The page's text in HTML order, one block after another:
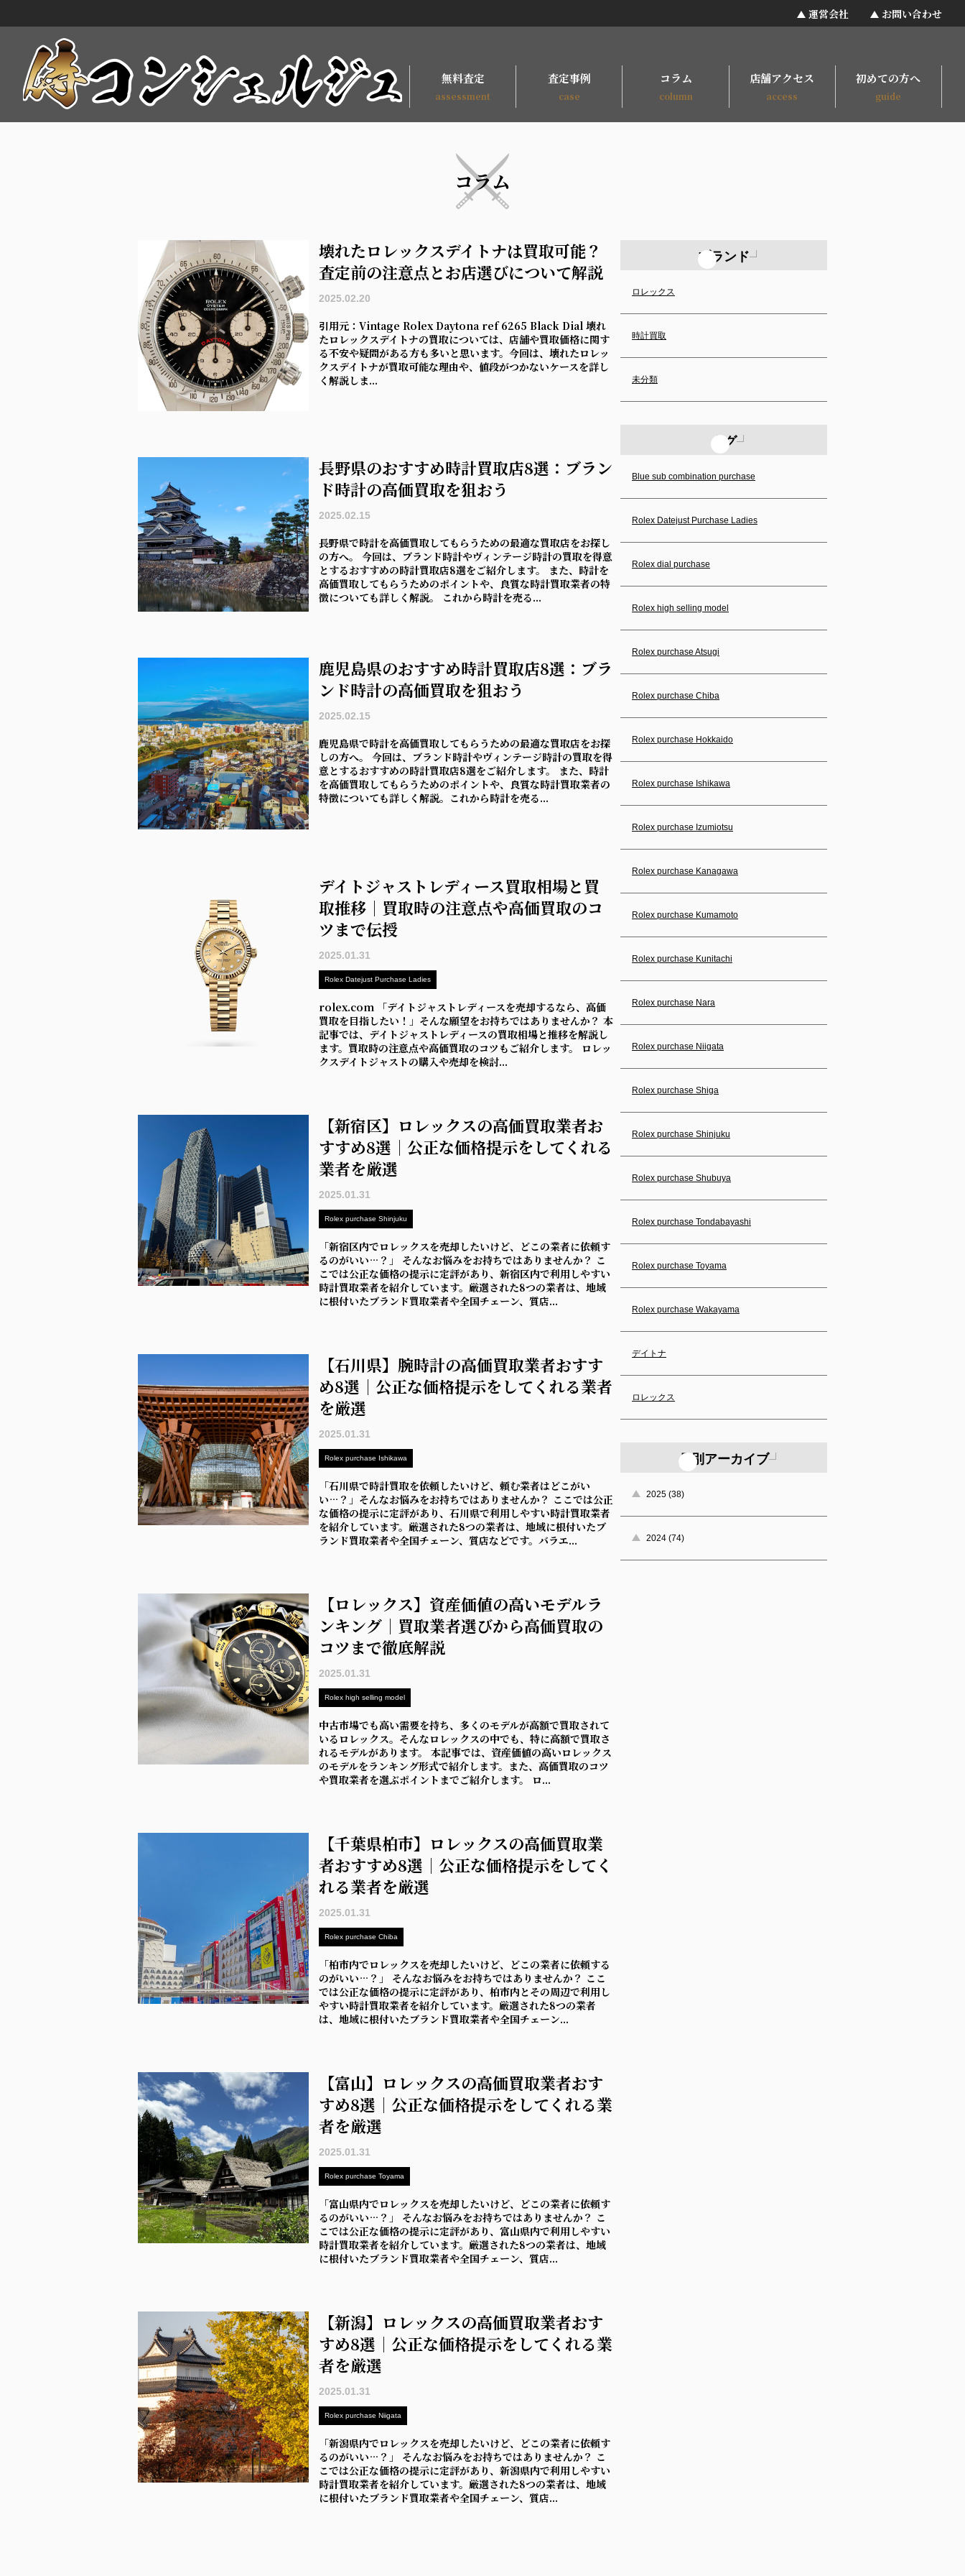
運営会社 お問い合わせ
無料査定
assessment
査定事例
case
コラム
column
店舗アクセス
access
初めての方へ
guide
コラム
壊れたロレックスデイトナは買取可能？
査定前の注意点とお店選びについて解説
2025.02.20
引用元：Vintage Rolex Daytona ref 6265 Black Dial 壊れ
たロレックスデイトナの買取については、店舗や買取価格に関す
る不安や疑問がある方も多いと思います。今回は、壊れたロレッ
クスデイトナが買取可能な理由や、値段がつかないケースを詳し
く解説しま...
長野県のおすすめ時計買取店8選：ブラン
ド時計の高価買取を狙おう
2025.02.15
長野県で時計を高価買取してもらうための最適な買取店をお探し
の方へ。 今回は、ブランド時計やヴィンテージ時計の買取を得意
とするおすすめの時計買取店8選をご紹介します。 また、時計を
高価買取してもらうためのポイントや、良質な時計買取業者の特
徴についても詳しく解説。 これから時計を売る...
鹿児島県のおすすめ時計買取店8選：ブラ
ンド時計の高価買取を狙おう
2025.02.15
鹿児島県で時計を高価買取してもらうための最適な買取店をお探
しの方へ。 今回は、ブランド時計やヴィンテージ時計の買取を得
意とするおすすめの時計買取店8選をご紹介します。 また、時計
を高価買取してもらうためのポイントや、良質な時計買取業者の
特徴についても詳しく解説。これから時計を売る...
デイトジャストレディース買取相場と買
取推移｜買取時の注意点や高価買取のコ
ツまで伝授
2025.01.31
Rolex Datejust Purchase Ladies
rolex.com 「デイトジャストレディースを売却するなら、高価
買取を目指したい！」そんな願望をお持ちではありませんか？ 本
記事では、デイトジャストレディースの買取相場と推移を解説し
ます。買取時の注意点や高価買取のコツもご紹介します。 ロレッ
クスデイトジャストの購入や売却を検討...
【新宿区】ロレックスの高価買取業者お
すすめ8選｜公正な価格提示をしてくれる
業者を厳選
2025.01.31
Rolex purchase Shinjuku
「新宿区内でロレックスを売却したいけど、どこの業者に依頼す
るのがいい…？」 そんなお悩みをお持ちではありませんか？ こ
こでは公正な価格の提示に定評があり、新宿区内で利用しやすい
時計買取業者を紹介しています。厳選された8つの業者は、地域
に根付いたブランド買取業者や全国チェーン、質店...
【石川県】腕時計の高価買取業者おすす
め8選｜公正な価格提示をしてくれる業者
を厳選
2025.01.31
Rolex purchase Ishikawa
「石川県で時計買取を依頼したいけど、頼む業者はどこがい
い…？」そんなお悩みをお持ちではありませんか？ ここでは公正
な価格の提示に定評があり、石川県で利用しやすい時計買取業者
を紹介しています。厳選された8つの業者は、地域に根付いたブ
ランド買取業者や全国チェーン、質店などです。バラエ...
【ロレックス】資産価値の高いモデルラ
ンキング｜買取業者選びから高価買取の
コツまで徹底解説
2025.01.31
Rolex high selling model
中古市場でも高い需要を持ち、多くのモデルが高額で買取されて
いるロレックス。そんなロレックスの中でも、特に高額で買取さ
れるモデルがあります。 本記事では、資産価値の高いロレックス
のモデルをランキング形式で紹介します。また、高価買取のコツ
や買取業者を選ぶポイントまでご紹介します。 ロ...
【千葉県柏市】ロレックスの高価買取業
者おすすめ8選｜公正な価格提示をしてく
れる業者を厳選
2025.01.31
Rolex purchase Chiba
「柏市内でロレックスを売却したいけど、どこの業者に依頼する
のがいい…？」 そんなお悩みをお持ちではありませんか？ ここ
では公正な価格の提示に定評があり、柏市内とその周辺で利用し
やすい時計買取業者を紹介しています。厳選された8つの業者
は、地域に根付いたブランド買取業者や全国チェーン...
【富山】ロレックスの高価買取業者おす
すめ8選｜公正な価格提示をしてくれる業
者を厳選
2025.01.31
Rolex purchase Toyama
「富山県内でロレックスを売却したいけど、どこの業者に依頼す
るのがいい…？」 そんなお悩みをお持ちではありませんか？ こ
こでは公正な価格の提示に定評があり、富山県内で利用しやすい
時計買取業者を紹介しています。厳選された8つの業者は、地域
に根付いたブランド買取業者や全国チェーン、質店...
【新潟】ロレックスの高価買取業者おす
すめ8選｜公正な価格提示をしてくれる業
者を厳選
2025.01.31
Rolex purchase Niigata
「新潟県内でロレックスを売却したいけど、どこの業者に依頼す
るのがいい…？」 そんなお悩みをお持ちではありませんか？ こ
こでは公正な価格の提示に定評があり、新潟県内で利用しやすい
時計買取業者を紹介しています。厳選された8つの業者は、地域
に根付いたブランド買取業者や全国チェーン、質店...
ブランド
ロレックス
時計買取
未分類
タグ
Blue sub combination purchase
Rolex Datejust Purchase Ladies
Rolex dial purchase
Rolex high selling model
Rolex purchase Atsugi
Rolex purchase Chiba
Rolex purchase Hokkaido
Rolex purchase Ishikawa
Rolex purchase Izumiotsu
Rolex purchase Kanagawa
Rolex purchase Kumamoto
Rolex purchase Kunitachi
Rolex purchase Nara
Rolex purchase Niigata
Rolex purchase Shiga
Rolex purchase Shinjuku
Rolex purchase Shubuya
Rolex purchase Tondabayashi
Rolex purchase Toyama
Rolex purchase Wakayama
デイトナ
ロレックス
月別アーカイブ
2025 (38)
2024 (74)